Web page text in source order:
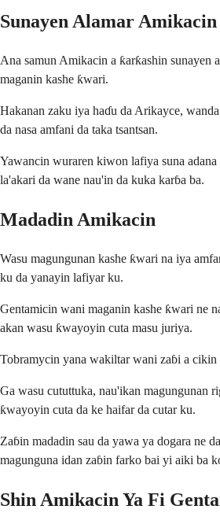
Sunayen Alamar Amikacin
Ana samun Amikacin a ƙarƙashin sunayen
maganin kashe ƙwari.
Hakanan zaku iya haɗu da Arikayce,
da nasa amfani da taka tsantsan.
Yawancin wuraren kiwon lafiya suna adana
la'akari da wane nau'in da kuka karɓa ba.
Madadin Amikacin
Wasu magungunan kashe ƙwari na iya
ku da yanayin lafiyar ku.
Gentamicin wani maganin kashe ƙwari ne
akan wasu ƙwayoyin cuta masu juriya.
Tobramycin yana wakiltar wani zaɓi a cikin
Ga wasu cututtuka, nau'ikan magungunan
ƙwayoyin cuta da ke haifar da cutar ku.
Zaɓin madadin sau da yawa ya dogara ne
magunguna idan zaɓin farko bai yi aiki ba
Shin Amikacin Ya Fi